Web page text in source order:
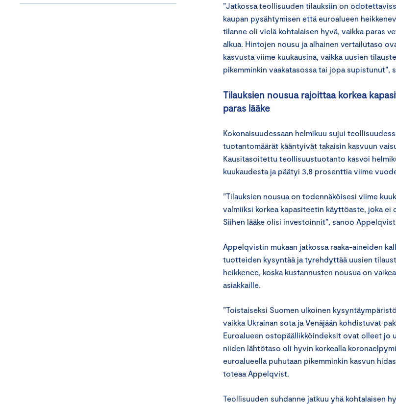
”Jatkossa teollisuuden tilauksiin on
kaupan pysähtymisen että euroalueen
tilanne oli vielä kohtalaisen hyvä, vaikka paras
alkua. Hintojen nousu ja alhainen vertailutaso
kasvusta viime kuukausina, vaikka uusien
pikemminkin vaakatasossa tai jopa supistunut”,
Tilauksien nousua rajoittaa korkea
paras lääke
Kokonaisuudessaan helmikuu sujui
tuotantomäärät kääntyivät takaisin kasvuun
Kausitasoitettu teollisuustuotanto kasvoi
kuukaudesta ja päätyi 3,8 prosenttia viime
”Tilauksien nousua on todennäköisesi viime
valmiiksi korkea kapasiteetin käyttöaste, joka ei
Siihen lääke olisi investoinnit”, sanoo
Appelqvistin mukaan jatkossa raaka-aineiden
tuotteiden kysyntää ja tyrehdyttää uusien
heikkenee, koska kustannusten nousua on
asiakkaille.
”Toistaiseksi Suomen ulkoinen
vaikka Ukrainan sota ja Venäjään kohdistuvat
Euroalueen ostopäällikköindeksit ovat olleet jo
niiden lähtötaso oli hyvin korkealla
euroalueella puhutaan pikemminkin kasvun
toteaa Appelqvist.
Teollisuuden suhdanne jatkuu yhä kohtalaisen